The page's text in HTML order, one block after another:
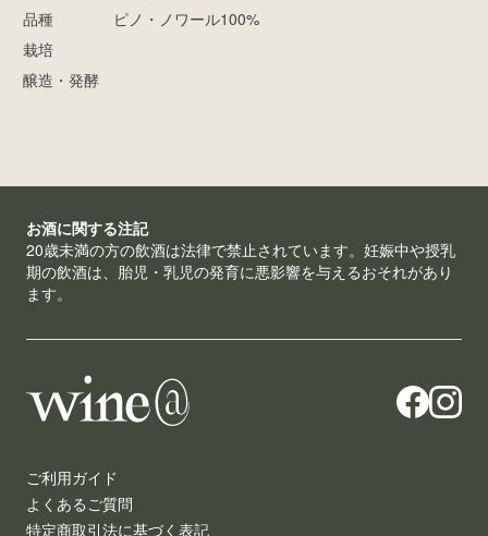
品種
ピノ・ノワール100%
栽培
醸造・発酵
お酒に関する注記
20歳未満の方の飲酒は法律で禁止されています。妊娠中や授乳
期の飲酒は、胎児・乳児の発育に悪影響を与えるおそれがあり
ます。
ご利用ガイド
よくあるご質問
特定商取引法に基づく表記